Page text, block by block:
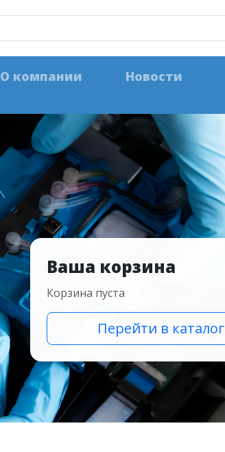
О компании Новости
Ваша корзина
Корзина пуста
Перейти в каталог